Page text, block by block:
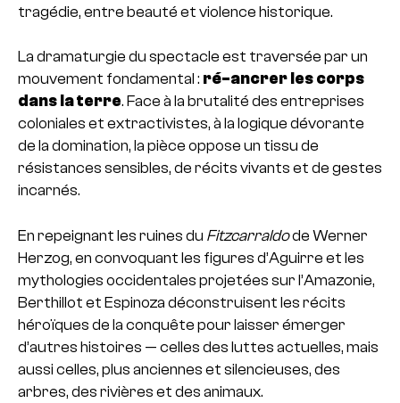
tragédie, entre beauté et violence historique.
La dramaturgie du spectacle est traversée par un
mouvement fondamental : ré-ancrer les corps
dans la terre. Face à la brutalité des entreprises
coloniales et extractivistes, à la logique dévorante
de la domination, la pièce oppose un tissu de
résistances sensibles, de récits vivants et de gestes
incarnés.
En repeignant les ruines du Fitzcarraldode Werner
Herzog, en convoquant les figures d’Aguirre et les
mythologies occidentales projetées sur l’Amazonie,
Berthillot et Espinoza déconstruisent les récits
héroïques de la conquête pour laisser émerger
d’autres histoires — celles des luttes actuelles, mais
aussi celles, plus anciennes et silencieuses, des
arbres, des rivières et des animaux.